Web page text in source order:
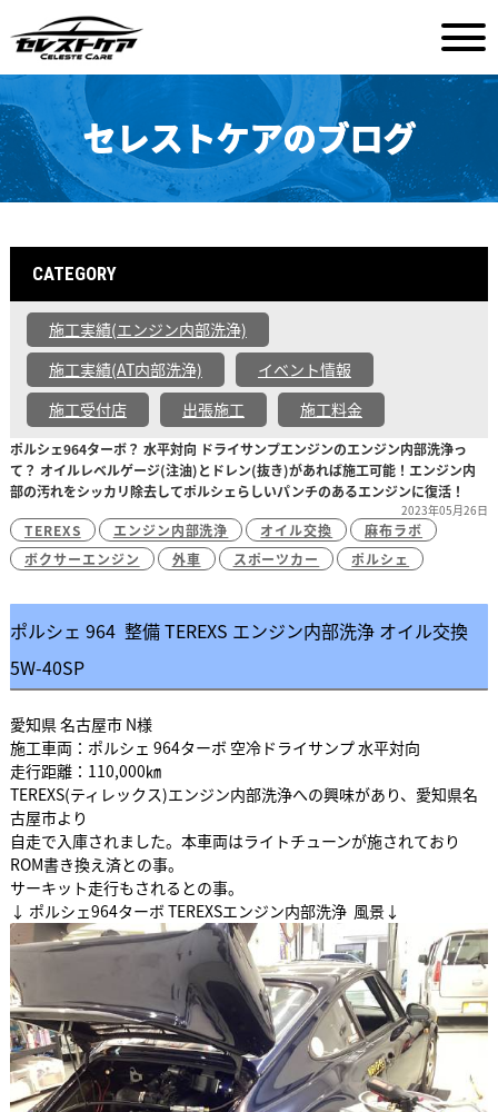
セレストケアのブログ
CATEGORY
施工実績(エンジン内部洗浄)
施工実績(AT内部洗浄)
イベント情報
施工受付店
出張施工 施工料金
ポルシェ964ターボ？ 水平対向 ドライサンプエンジンのエンジン内部洗浄っ
て？ オイルレベルゲージ(注油)とドレン(抜き)があれば施工可能！エンジン内
部の汚れをシッカリ除去してポルシェらしいパンチのあるエンジンに復活！
2023年05月26日
TEREXS エンジン内部洗浄 オイル交換
麻布ラボ
ボクサーエンジン
外車 スポーツカー ポルシェ
ポルシェ 964 整備 TEREXS エンジン内部洗浄 オイル交換
5W-40SP
愛知県 名古屋市 N様
施工車両：ポルシェ 964ターボ 空冷ドライサンプ 水平対向
走行距離：110,000㎞
TEREXS(ティレックス)エンジン内部洗浄への興味があり、愛知県名
古屋市より
自走で入庫されました。本車両はライトチューンが施されており
ROM書き換え済との事。
サーキット走行もされるとの事。
↓ ポルシェ964ターボ TEREXSエンジン内部洗浄 風景↓